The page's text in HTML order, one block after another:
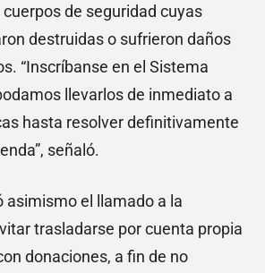
de seguridad cuyas
destruidas o sufrieron daños
“Inscríbanse en el Sistema
llevarlos de inmediato a
hasta resolver definitivamente
señaló.
asimismo el llamado a la
trasladarse por cuenta propia
donaciones, a fin de no